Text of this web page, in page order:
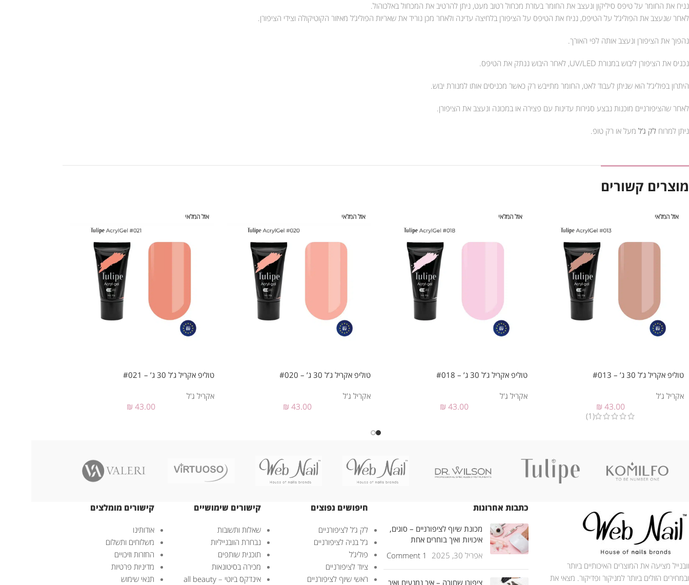
נניח את החומר על טיפס סיליקון ונעצב את החומר בעזרת מכחול רטוב מעט, ניתן להרטיב את המכחול באלכוהול.
לאחר שנעצב את הפוליג’ל על הטיפס, נניח את הטיפס על הציפורן בלחיצה עדינה ולאחר מכן נוריד את שאריות הפוליג’ל מאיזור הקוטיקולה וצידי הציפורן.
נהפוך את הציפורן ונעצב אותה לפי האורך.
נכניס את הציפורן ליבוש במנורת UV/LED, לאחר היבוש ננתק את הטיפס.
היתרון בפוליג’ל הוא שניתן לעבוד לאט, החומר מתייבש רק כאשר מכניסים אותו למנורת יבוש.
לאחר שהציפורניים מוכנות נבצע סגירות עדינות עם פצירה או במכונה ונעצב את הציפורן.
ניתן למרוח לק ג’ל מעל או רק טופ.
מוצרים קשורים
אזל המלאי
טוליפ אקריל ג’ל 30 ג’ – #013
אקריל ג'ל
₪ 43.00
(1)
אזל המלאי
טוליפ אקריל ג’ל 30 ג’ – #018
אקריל ג'ל
₪ 43.00
אזל המלאי
טוליפ אקריל ג’ל 30 ג’ – #020
אקריל ג'ל
₪ 43.00
אזל המלאי
טוליפ אקריל ג’ל 30 ג’ – #021
אקריל ג'ל
₪ 43.00
וובנייל מציעה את המוצרים האיכותיים ביותר
ובמחירים הזולים ביותר למניקור ופדיקור. מצאי את
כתבות אחרונות
מכונת שיוף לציפורניים – סוגים,
איכויות ואיך בוחרים אחת
אפריל 30, 2025
1 Comment
ציפורן שחורה – איך נמנעים ואיך
חיפושים נפוצים
לק ג’ל לציפורניים
ג’ל בניה לציפורניים
פוליג’ל
ציוד לציפורניים
ראשי שיוף לציפורניים
קישורים שימושיים
שאלות ותשובות
נבחרת הוובנייליות
תוכנית שותפים
מכירה בסיטונאות
אינדקס ביוטי – all beauty
קישורים מומלצים
אודותינו
משלוחים ותשלום
החזרות וזיכויים
מדיניות פרטיות
תנאי שימוש